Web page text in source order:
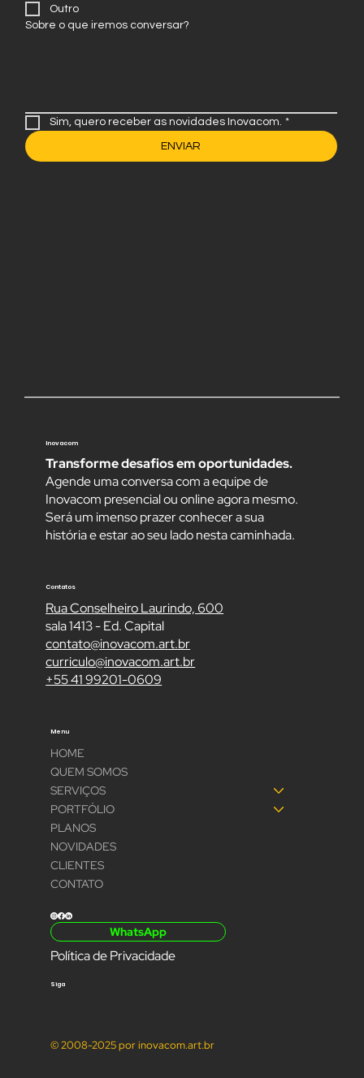
Fotografia e Filmagem
Inovacom
Transforme desafios em oportunidades.
Agende uma conversa com a equipe de
Inovacom presencial ou online agora mesmo.
HOME
QUEM SOMOS
SERVIÇOS
PORTFÓLIO
PLANOS
NOVIDADES
CONTATO
Contatos
Rua Conselheiro Laurindo, 600
sala 1413 - Ed. Capital
contato@inovacom.art.br
Política de Privacidade
WhatsApp